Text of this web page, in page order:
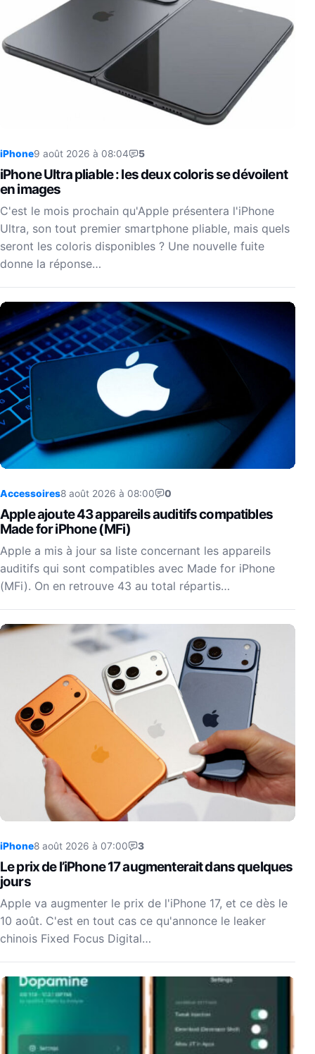
iPhone9 août 2026 à 08:04 5
iPhone Ultra pliable : les deux coloris se dévoilent
en images
C'est le mois prochain qu'Apple présentera l'iPhone
Ultra, son tout premier smartphone pliable, mais quels
seront les coloris disponibles ? Une nouvelle fuite
donne la réponse…
Accessoires8 août 2026 à 08:00 0
Apple ajoute 43 appareils auditifs compatibles
Made for iPhone (MFi)
Apple a mis à jour sa liste concernant les appareils
auditifs qui sont compatibles avec Made for iPhone
(MFi). On en retrouve 43 au total répartis…
iPhone8 août 2026 à 07:00 3
Le prix de l’iPhone 17 augmenterait dans quelques
jours
Apple va augmenter le prix de l'iPhone 17, et ce dès le
10 août. C'est en tout cas ce qu'annonce le leaker
chinois Fixed Focus Digital…